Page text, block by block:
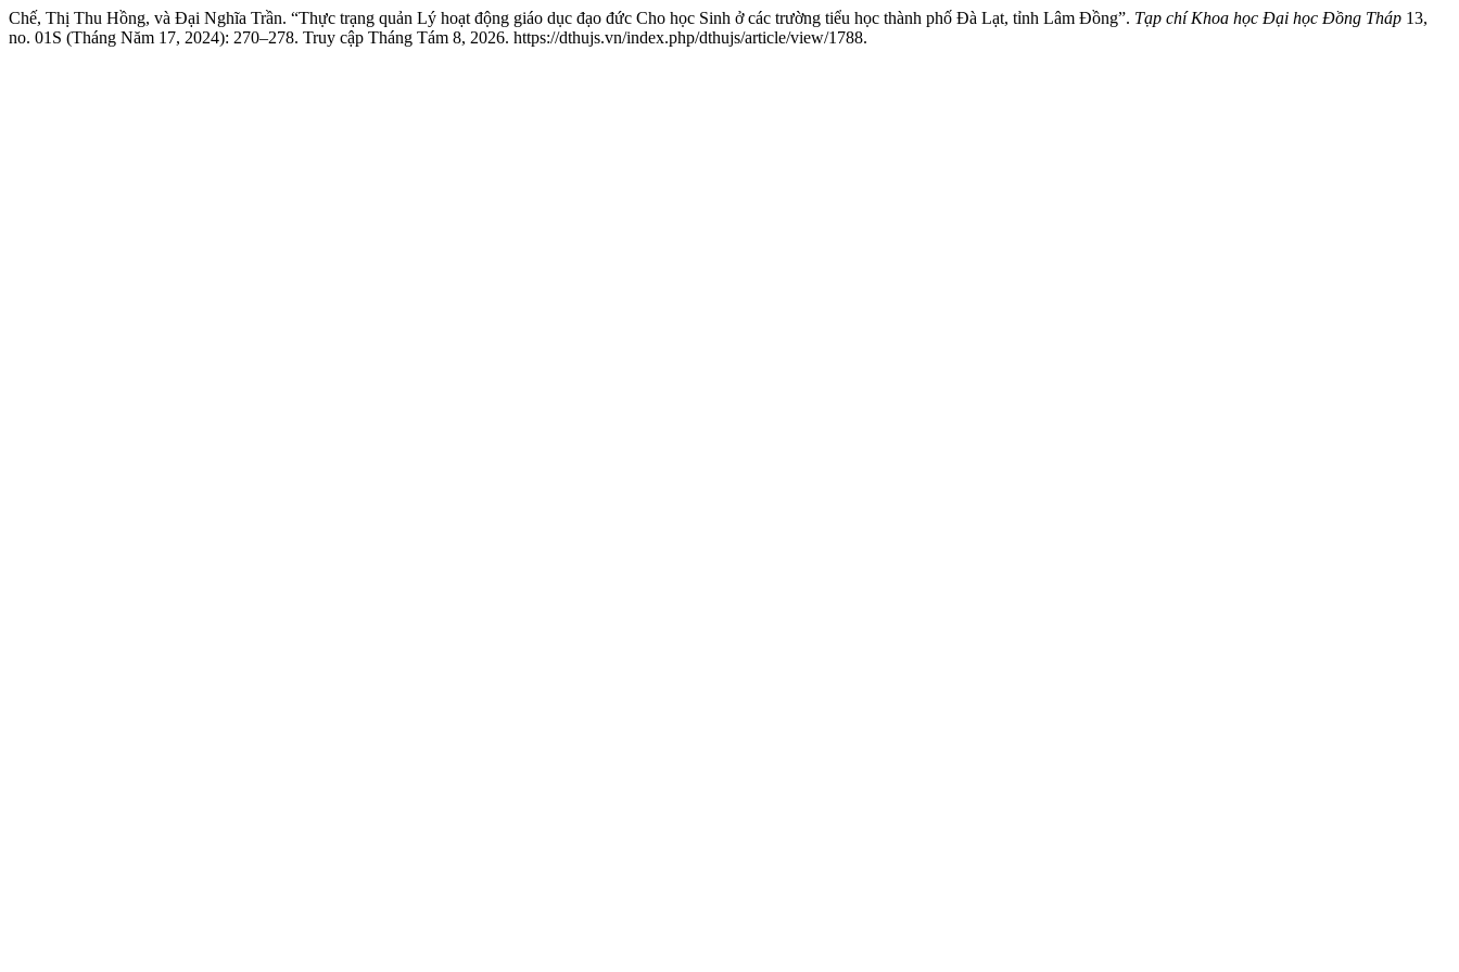
Chế, Thị Thu Hồng, và Đại Nghĩa Trần. “Thực trạng quản Lý hoạt động giáo dục đạo đức Cho học Sinh ở các trường tiểu học thành phố Đà Lạt, tỉnh Lâm Đồng”. Tạp chí Khoa học Đại học Đồng Tháp 13,
no. 01S (Tháng Năm 17, 2024): 270–278. Truy cập Tháng Tám 8, 2026. https://dthujs.vn/index.php/dthujs/article/view/1788.